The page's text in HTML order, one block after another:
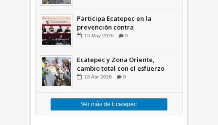
Participa Ecatepec en la
prevención contra
inundaciones en el Valle de
15 May 2026 0
Ecatepec y Zona Oriente,
cambio total con el esfuerzo
conjunto: Azucena; retiran 21
18 Abr 2026 0
Ver más de Ecatepec